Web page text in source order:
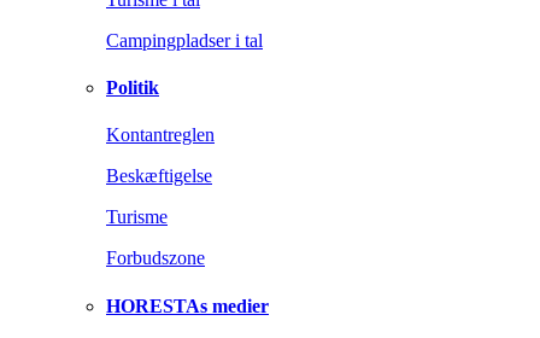
Campingpladser i tal
Politik
Kontantreglen
Beskæftigelse
Turisme
Forbudszone
HORESTAs medier